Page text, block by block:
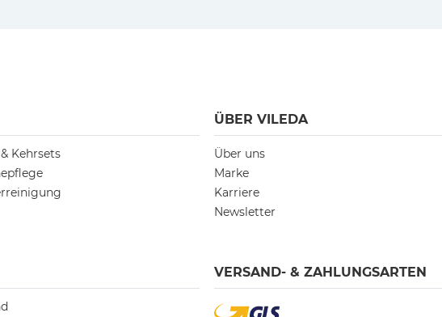
Kehrsets
ÜBER VILEDA
Über uns
Marke
Karriere
Newsletter
VERSAND- & ZAHLUNGSARTEN